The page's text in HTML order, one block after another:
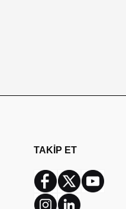
TAKİP ET
Facebook
Twitter